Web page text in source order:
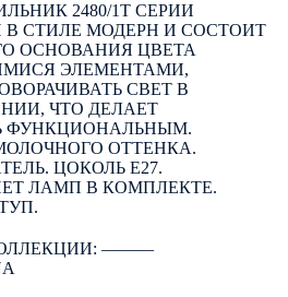
2480/1T СЕРИИ
В СТИЛЕ МОДЕРН И СОСТОИТ
ОСНОВАНИЯ ЦВЕТА
ЭЛЕМЕНТАМИ,
СВЕТ В
ЧТО ДЕЛАЕТ
ФУНКЦИОНАЛЬНЫМ.
ОТТЕНКА.
ЦОКОЛЬ E27.
ЛАМП В КОМПЛЕКТЕ.
―――